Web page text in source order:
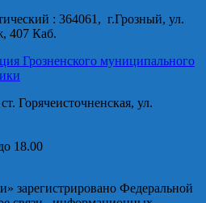
: 364061, г.Грозный, ул.
407 Каб.
Грозненского муниципального
Горячеисточненская, ул.
18.00
зарегистрировано Федеральной